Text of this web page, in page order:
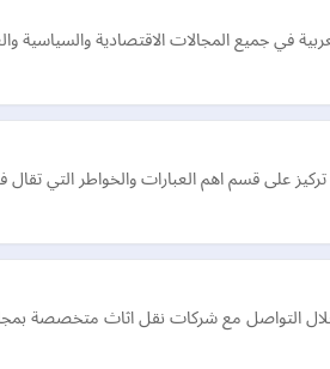
جميع المجالات الاقتصادية والسياسية
على قسم اهم العبارات والخواطر التي
التواصل مع شركات نقل اثاث متخصصة بمجال